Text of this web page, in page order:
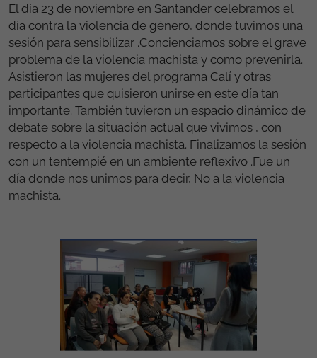
El día 23 de noviembre en Santander celebramos el
día contra la violencia de género, donde tuvimos una
sesión para sensibilizar .Concienciamos sobre el grave
problema de la violencia machista y como prevenirla.
Asistieron las mujeres del programa Calí y otras
participantes que quisieron unirse en este día tan
importante. También tuvieron un espacio dinámico de
debate sobre la situación actual que vivimos , con
respecto a la violencia machista. Finalizamos la sesión
con un tentempié en un ambiente reflexivo .Fue un
día donde nos unimos para decir, No a la violencia
machista.